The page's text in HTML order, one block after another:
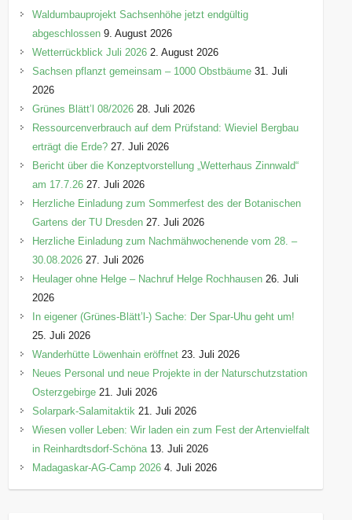
o
i
e
Waldumbauprojekt Sachsenhöhe jetzt endgültig
abgeschlossen 9. August 2026
Wetterrückblick Juli 2026 2. August 2026
Sachsen pflanzt gemeinsam – 1000 Obstbäume 31. Juli
2026
Grünes Blätt’l 08/2026 28. Juli 2026
Ressourcenverbrauch auf dem Prüfstand: Wieviel Bergbau
erträgt die Erde? 27. Juli 2026
Bericht über die Konzeptvorstellung „Wetterhaus Zinnwald“
am 17.7.26 27. Juli 2026
Herzliche Einladung zum Sommerfest des der Botanischen
Gartens der TU Dresden 27. Juli 2026
Herzliche Einladung zum Nachmähwochenende vom 28. –
30.08.2026 27. Juli 2026
Heulager ohne Helge – Nachruf Helge Rochhausen 26. Juli
2026
In eigener (Grünes-Blätt’l-) Sache: Der Spar-Uhu geht um!
25. Juli 2026
Wanderhütte Löwenhain eröffnet 23. Juli 2026
Neues Personal und neue Projekte in der Naturschutzstation
Osterzgebirge 21. Juli 2026
Solarpark-Salamitaktik 21. Juli 2026
Wiesen voller Leben: Wir laden ein zum Fest der Artenvielfalt
in Reinhardtsdorf-Schöna 13. Juli 2026
Madagaskar-AG-Camp 2026 4. Juli 2026